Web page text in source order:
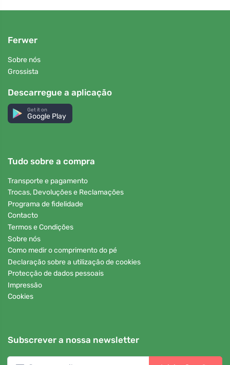
Ferwer
Sobre nós
Grossista
Descarregue a aplicação
Get it on
Google Play
Tudo sobre a compra
Transporte e pagamento
Trocas, Devoluções e Reclamações
Programa de fidelidade
Contacto
Termos e Condições
Sobre nós
Como medir o comprimento do pé
Declaração sobre a utilização de cookies
Protecção de dados pessoais
Impressão
Cookies
Subscrever a nossa newsletter